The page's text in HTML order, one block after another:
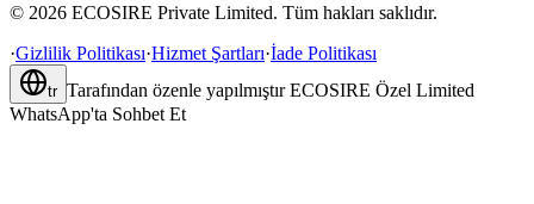
© 2026 ECOSIRE Private Limited. Tüm hakları saklıdır.
·Gizlilik Politikası·Hizmet Şartları·İade Politikası
tr Tarafından özenle yapılmıştır ECOSIRE Özel Limited
WhatsApp'ta Sohbet Et